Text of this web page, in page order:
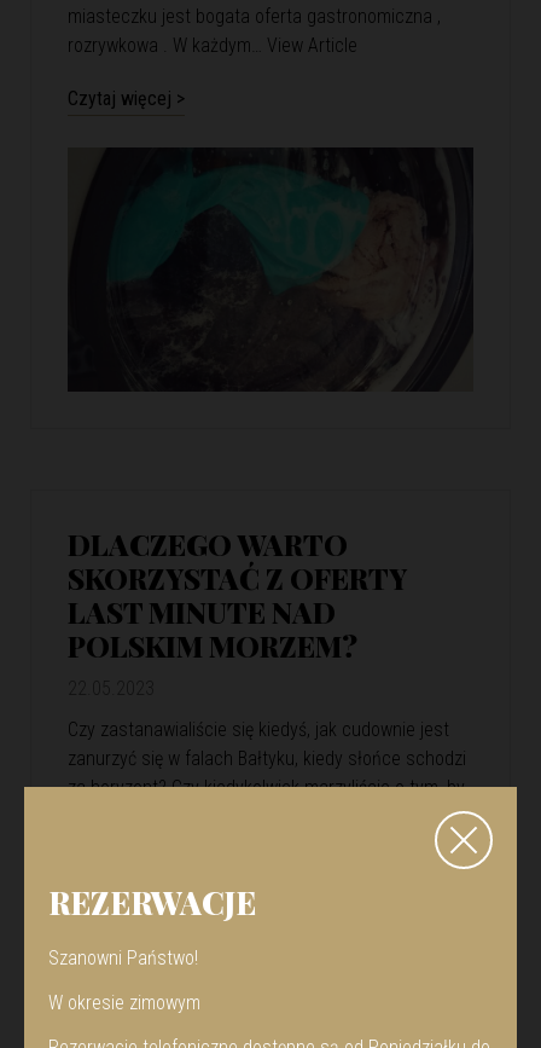
miasteczku jest bogata oferta gastronomiczna ,
rozrywkowa . W każdym… View Article
Czytaj więcej >
DLACZEGO WARTO
SKORZYSTAĆ Z OFERTY
LAST MINUTE NAD
POLSKIM MORZEM?
Czy zastanawialiście się kiedyś, jak cudownie jest
zanurzyć się w falach Bałtyku, kiedy słońce schodzi
za horyzont? Czy kiedykolwiek marzyliście o tym, by
na spontan otworzyć oczy i zobaczyć przed sobą
rozciągający się złocisty piasek i turkusowe fale?
nad morzem z basenem to nie tylko możliwość
które warto rozważyć. …
Czytaj więcej >
REZERWACJE
Szanowni Państwo!
W okresie zimowym